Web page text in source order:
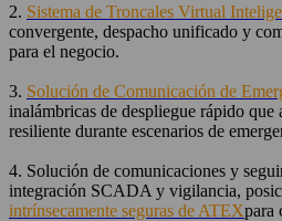
2. Sistema de Troncales Virtual
convergente, despacho unificado y
para el negocio.
3. Solución de Comunicación de
inalámbricas de despliegue rápido que
resiliente durante escenarios de
4. Solución de comunicaciones y
integración SCADA y vigilancia,
intrínsecamente seguras de ATEXpara